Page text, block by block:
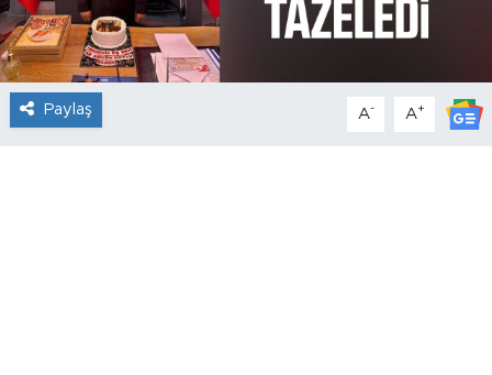
Paylaş A- A+